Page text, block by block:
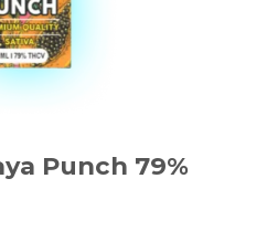
Punch 79%